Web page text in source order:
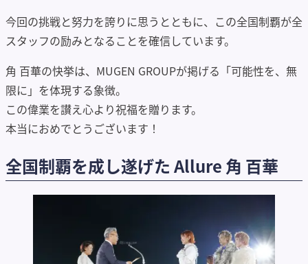
今回の挑戦と努力を誇りに思うとともに、この全国制覇が全
スタッフの励みとなることを確信しています。
角 百華の快挙は、MUGEN GROUPが掲げる「可能性を、無
限に」を体現する象徴。
この偉業を讃え心より祝福を贈ります。
本当におめでとうございます！
全国制覇を成し遂げた Allure 角 百華